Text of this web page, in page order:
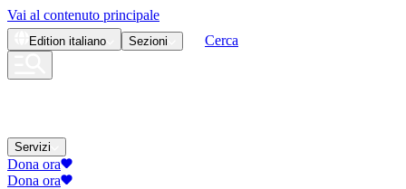
Vai al contenuto principale
Edition italiano Sezioni Cerca
Servizi
Dona ora
Dona ora